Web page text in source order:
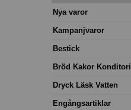
Nya varor
Kampanjvaror
Bestick
Bröd Kakor Konditori
Dryck Läsk Vatten
Engångsartiklar